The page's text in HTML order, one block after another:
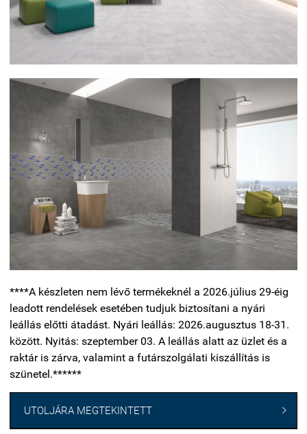
****A készleten nem lévő termékeknél a 2026.július 29-éig
leadott rendelések esetében tudjuk biztosítani a nyári
leállás előtti átadást. Nyári leállás: 2026.augusztus 18-31.
között. Nyitás: szeptember 03. A leállás alatt az üzlet és a
raktár is zárva, valamint a futárszolgálati kiszállítás is
szünetel.******
UTOLJÁRA MEGTEKINTETT 